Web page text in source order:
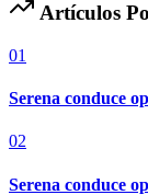
Artículos
01
Serena conduce
02
Serena conduce